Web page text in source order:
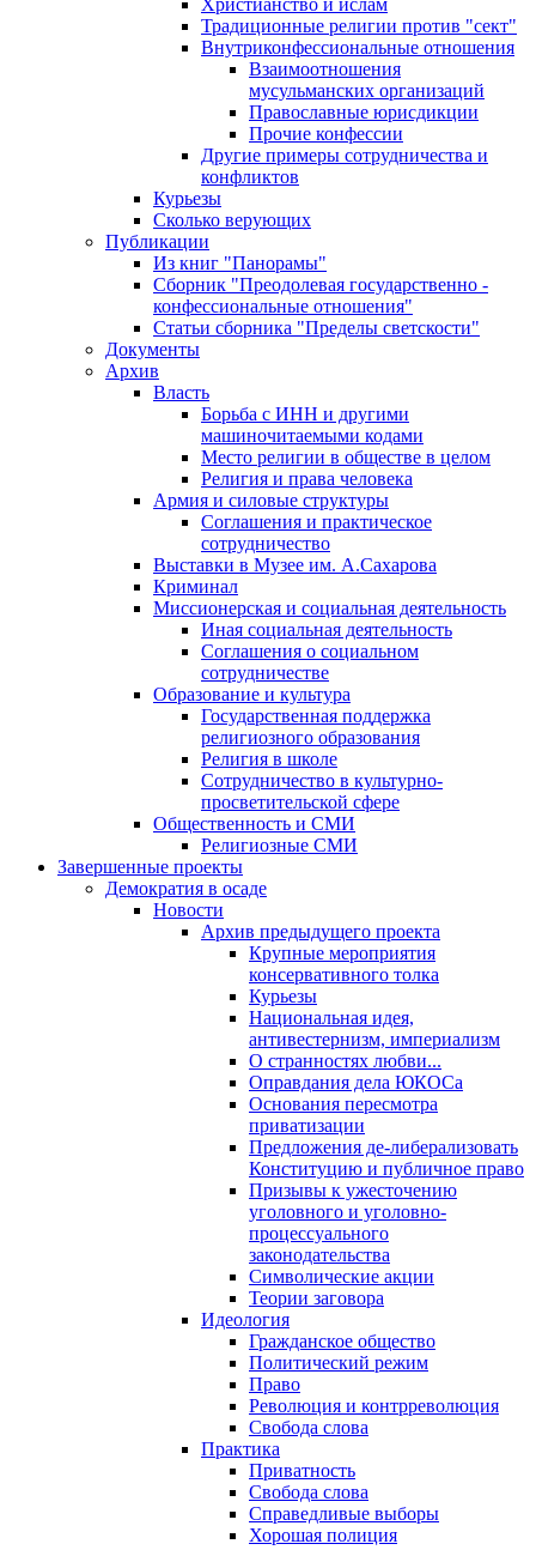
Христианство и ислам
Традиционные религии против "сект"
Внутриконфессиональные отношения
Взаимоотношения
мусульманских организаций
Православные юрисдикции
Прочие конфессии
Другие примеры сотрудничества и
конфликтов
Курьезы
Сколько верующих
Публикации
Из книг "Панорамы"
Сборник "Преодолевая государственно -
конфессиональные отношения"
Статьи сборника "Пределы светскости"
Документы
Архив
Власть
Борьба с ИНН и другими
машиночитаемыми кодами
Место религии в обществе в целом
Религия и права человека
Армия и силовые структуры
Соглашения и практическое
сотрудничество
Выставки в Музее им. А.Сахарова
Криминал
Миссионерская и социальная деятельность
Иная социальная деятельность
Соглашения о социальном
сотрудничестве
Образование и культура
Государственная поддержка
религиозного образования
Религия в школе
Сотрудничество в культурно-
просветительской сфере
Общественность и СМИ
Религиозные СМИ
Завершенные проекты
Демократия в осаде
Новости
Архив предыдущего проекта
Крупные мероприятия
консервативного толка
Курьезы
Национальная идея,
антивестернизм, империализм
О странностях любви...
Оправдания дела ЮКОСа
Основания пересмотра
приватизации
Предложения де-либерализовать
Конституцию и публичное право
Призывы к ужесточению
уголовного и уголовно-
процессуального
законодательства
Символические акции
Теории заговора
Идеология
Гражданское общество
Политический режим
Право
Революция и контрреволюция
Свобода слова
Практика
Приватность
Свобода слова
Справедливые выборы
Хорошая полиция